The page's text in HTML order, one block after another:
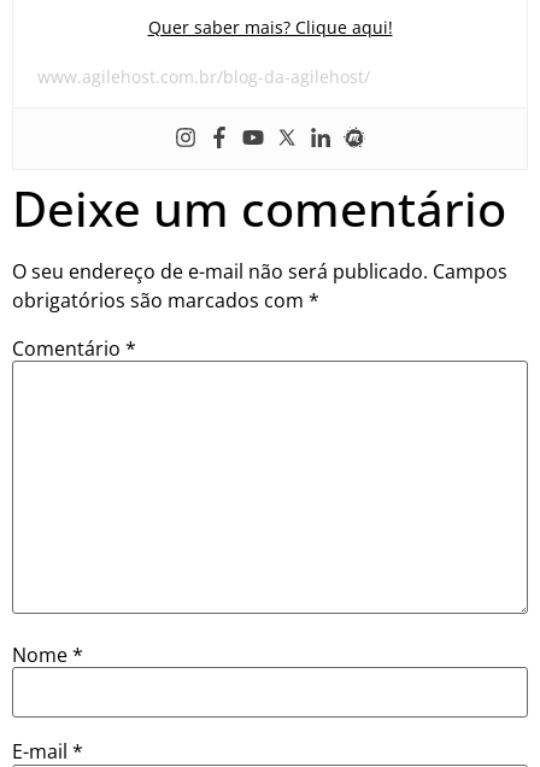
Quer saber mais? Clique aqui!
www.agilehost.com.br/blog-da-agilehost/
Deixe um comentário
O seu endereço de e-mail não será publicado. Campos
obrigatórios são marcados com *
Comentário *
Nome*
E-mail *